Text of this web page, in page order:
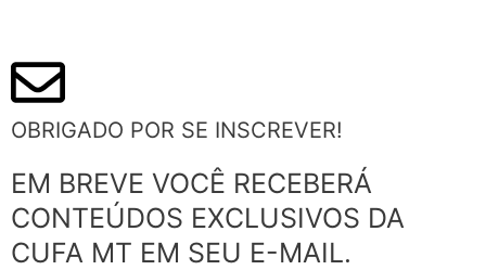
OBRIGADO POR SE INSCREVER!
EM BREVE VOCÊ RECEBERÁ
CONTEÚDOS EXCLUSIVOS DA
CUFA MT EM SEU E-MAIL.